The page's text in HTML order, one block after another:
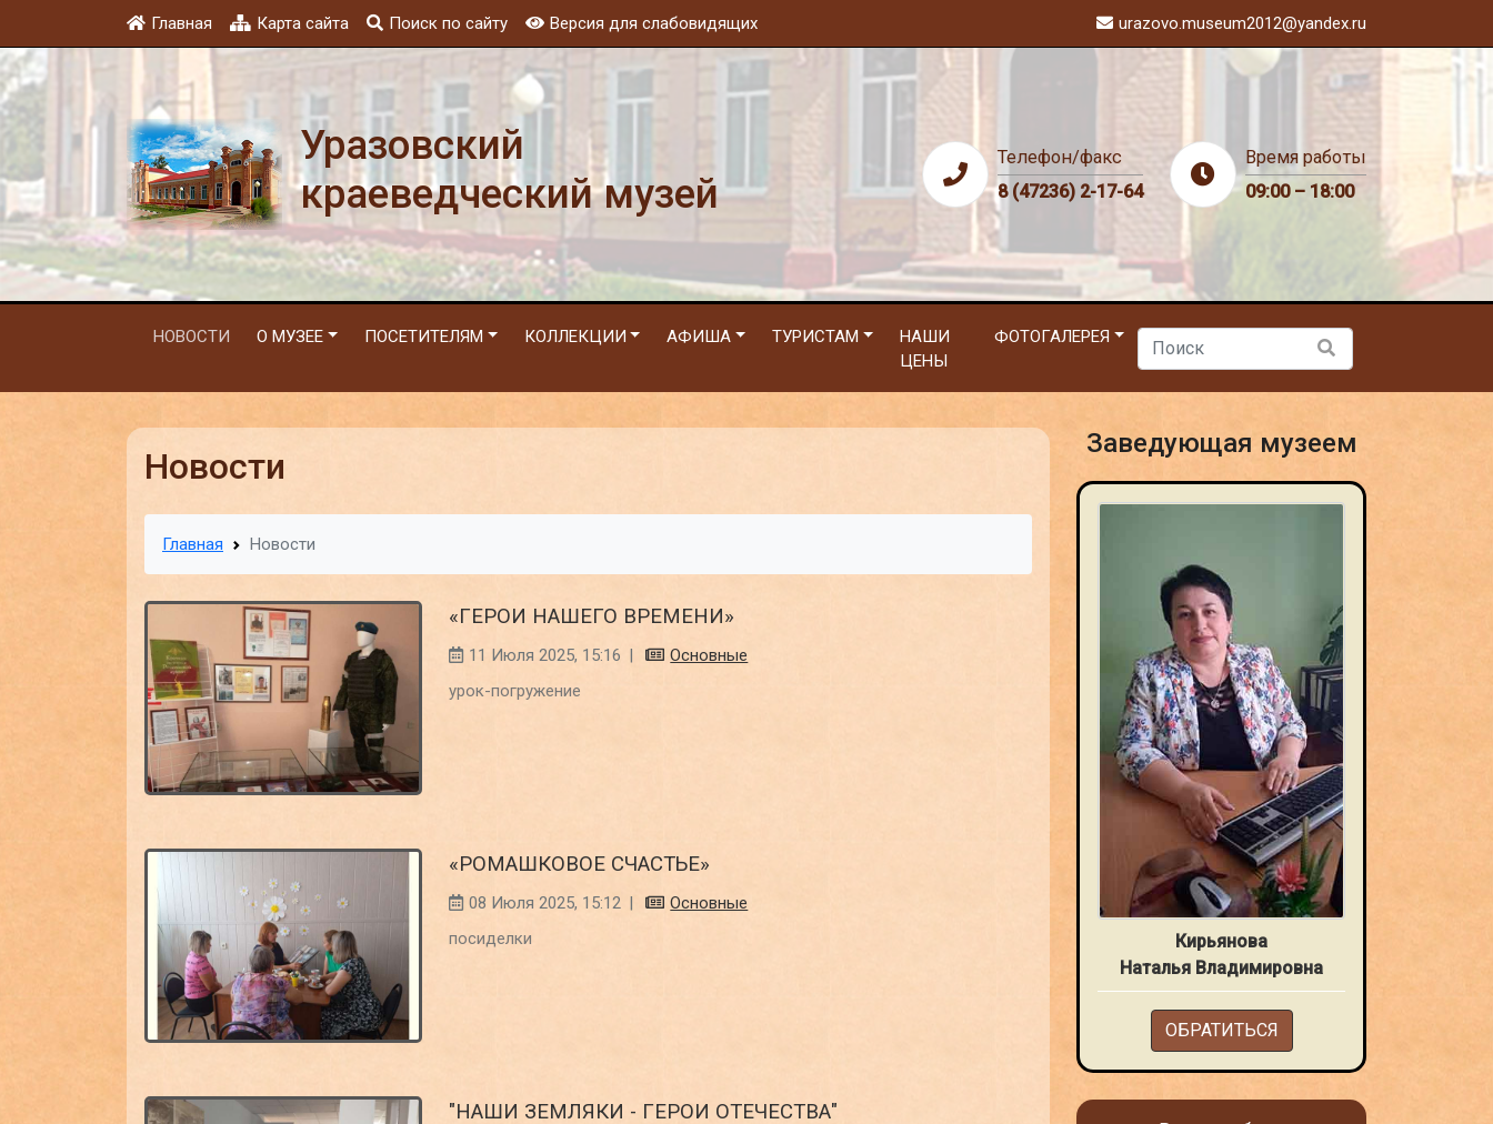
Главная Карта сайта Поиск по сайту Версия для слабовидящих urazovo.museum2012@yandex.ru
Уразовский
краеведческий музей
Телефон/факс
8 (47236) 2-17-64
Время работы
09:00 – 18:00
НОВОСТИ О МУЗЕЕ ПОСЕТИТЕЛЯМ КОЛЛЕКЦИИ АФИША ТУРИСТАМ
НАШИ
ЦЕНЫ
ФОТОГАЛЕРЕЯ
Новости
Главная Новости
«ГЕРОИ НАШЕГО ВРЕМЕНИ»
11 Июля 2025, 15:16 |
Основные
урок-погружение
«РОМАШКОВОЕ СЧАСТЬЕ»
08 Июля 2025, 15:12 |
Основные
посиделки
"НАШИ ЗЕМЛЯКИ - ГЕРОИ ОТЕЧЕСТВА"
Заведующая музеем
Кирьянова
Наталья Владимировна
ОБРАТИТЬСЯ